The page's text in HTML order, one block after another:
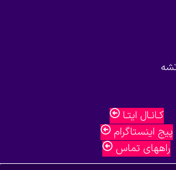
کـانـال ایتـا
پیج اینستاگرام
راههای تماس